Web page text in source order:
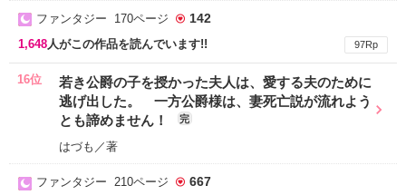
ファンタジー 170ページ 142
1,648人がこの作品を読んでいます!! 97Rp
16位
若き公爵の子を授かった夫人は、愛する夫のために
逃げ出した。 一方公爵様は、妻死亡説が流れよう
とも諦めません！
完
はづも／著
ファンタジー 210ページ 667